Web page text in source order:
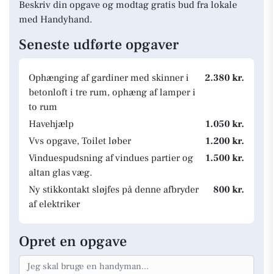
Beskriv din opgave og modtag gratis bud fra lokale
med Handyhand.
Seneste udførte opgaver
Ophænging af gardiner med skinner i
betonloft i tre rum, ophæng af lamper i
to rum
2.380 kr.
Havehjælp
1.050 kr.
Vvs opgave, Toilet løber
1.200 kr.
Vinduespudsning af vindues partier og
altan glas væg.
1.500 kr.
Ny stikkontakt sløjfes på denne afbryder
af elektriker
800 kr.
Opret en opgave